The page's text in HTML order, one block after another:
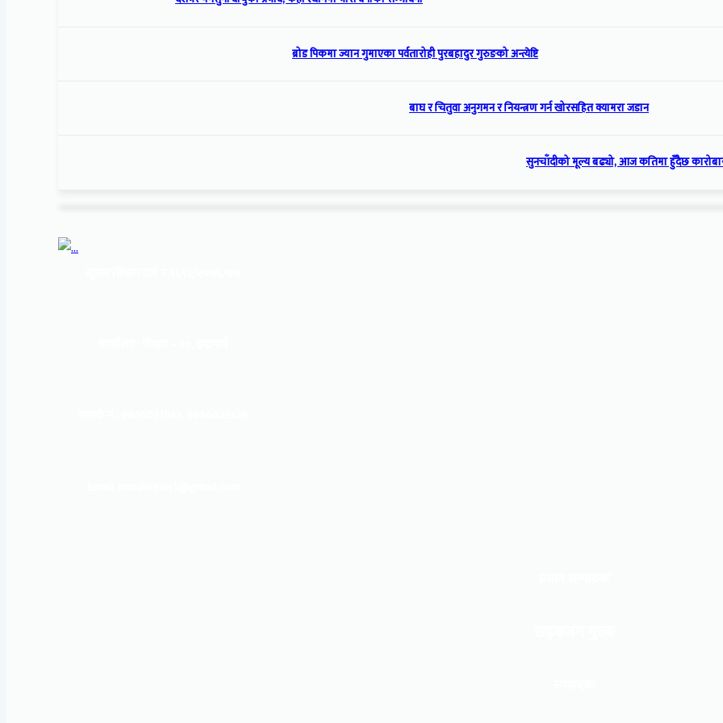
ब्रोड पिकमा ज्यान गुमाएका पर्वतारोही पुरबहादुर गुरुङको अन्त्येष्टि
बाघ र चितुवा अनुगमन र नियन्त्रण गर्न खोरसहित क्यामरा जडान
सुनचाँदीको मूल्य बढ्यो, आज कतिमा हुँदैछ